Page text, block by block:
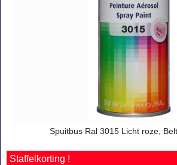
Spuitbus Ral 3015 Licht roze,
Staffelkorting !